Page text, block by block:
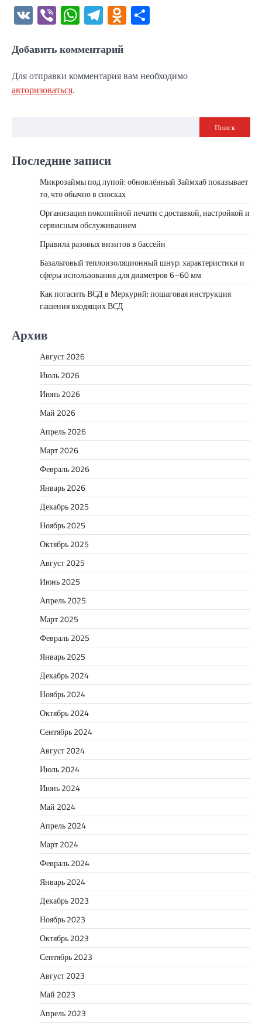
VK ViberWhatsApp
Telegram
Odnoklassniki
Добавить комментарий
Для отправки комментария вам необходимо
авторизоваться.
Поиск
Последние записи
Микрозаймы под лупой: обновлённый Займхаб показывает
то, что обычно в сносках
Организация покопийной печати с доставкой, настройкой и
сервисным обслуживанием
Правила разовых визитов в бассейн
Базальтовый теплоизоляционный шнур: характеристики и
сферы использования для диаметров 6–60 мм
Как погасить ВСД в Меркурий: пошаговая инструкция
гашения входящих ВСД
Архив
Август 2026
Июль 2026
Июнь 2026
Май 2026
Апрель 2026
Март 2026
Февраль 2026
Январь 2026
Декабрь 2025
Ноябрь 2025
Октябрь 2025
Август 2025
Июнь 2025
Апрель 2025
Март 2025
Февраль 2025
Январь 2025
Декабрь 2024
Ноябрь 2024
Октябрь 2024
Сентябрь 2024
Август 2024
Июль 2024
Июнь 2024
Май 2024
Апрель 2024
Март 2024
Февраль 2024
Январь 2024
Декабрь 2023
Ноябрь 2023
Октябрь 2023
Сентябрь 2023
Август 2023
Май 2023
Апрель 2023